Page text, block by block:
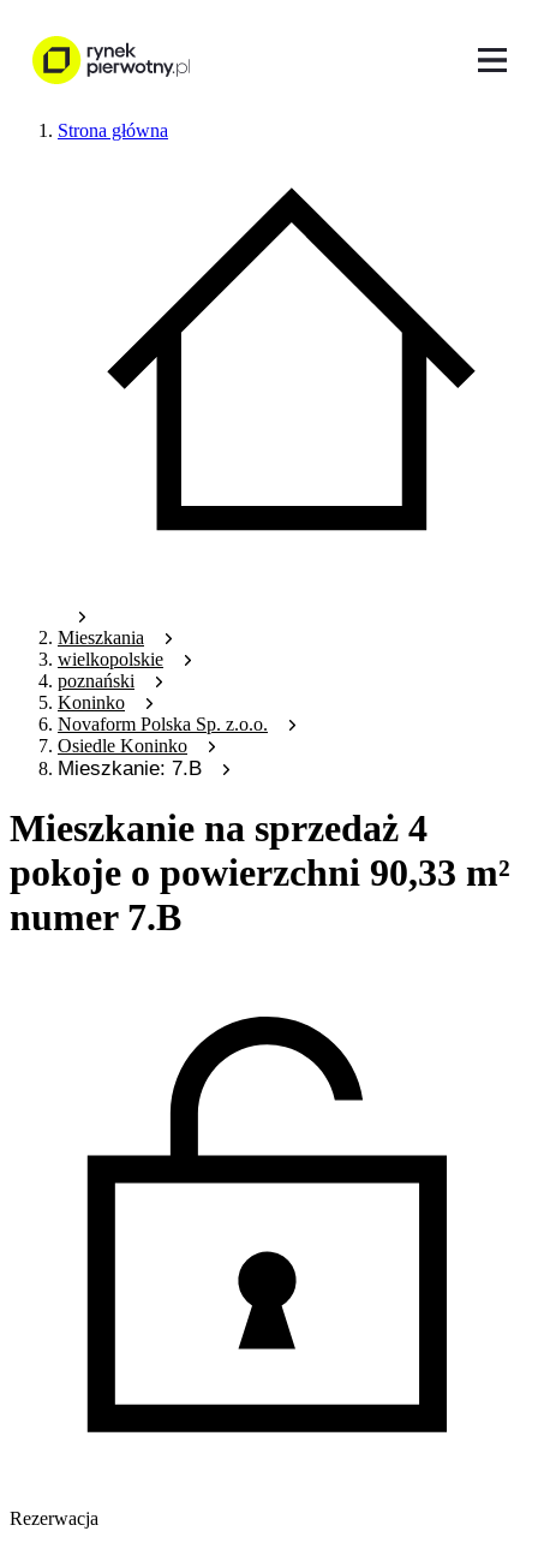
Strona główna
Mieszkania
wielkopolskie
poznański
Koninko
Novaform Polska Sp. z.o.o.
Osiedle Koninko
Mieszkanie: 7.B
Mieszkanie na sprzedaż 4
pokoje o powierzchni 90,33 m²
numer 7.B
Rezerwacja